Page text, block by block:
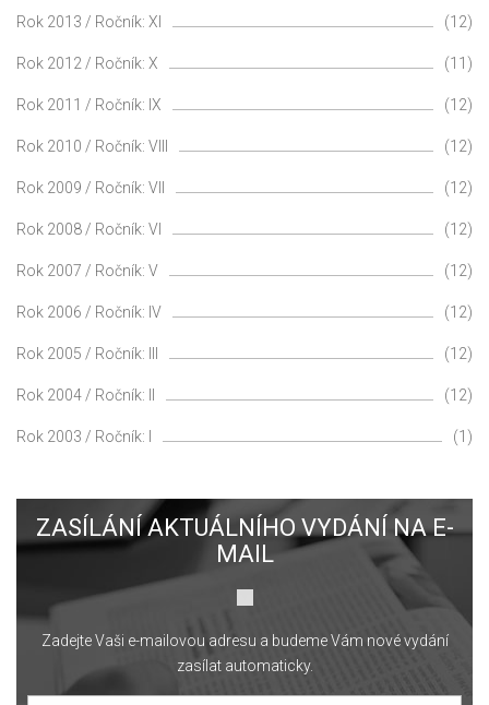
Rok 2013 / Ročník: XI (12)
Rok 2012 / Ročník: X (11)
Rok 2011 / Ročník: IX (12)
Rok 2010 / Ročník: VIII (12)
Rok 2009 / Ročník: VII (12)
Rok 2008 / Ročník: VI (12)
Rok 2007 / Ročník: V (12)
Rok 2006 / Ročník: IV (12)
Rok 2005 / Ročník: III (12)
Rok 2004 / Ročník: II (12)
Rok 2003 / Ročník: I (1)
ZASÍLÁNÍ AKTUÁLNÍHO VYDÁNÍ NA E-
MAIL
Zadejte Vaši e-mailovou adresu a budeme Vám nové vydání
zasílat automaticky.